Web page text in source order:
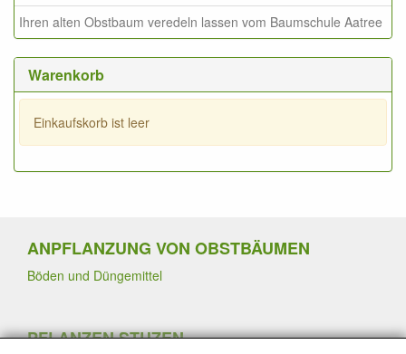
Ihren alten Obstbaum veredeln lassen vom Baumschule Aatree
Warenkorb
Einkaufskorb ist leer
ANPFLANZUNG VON OBSTBÄUMEN
Böden und Düngemittel
PFLANZEN STUZEN